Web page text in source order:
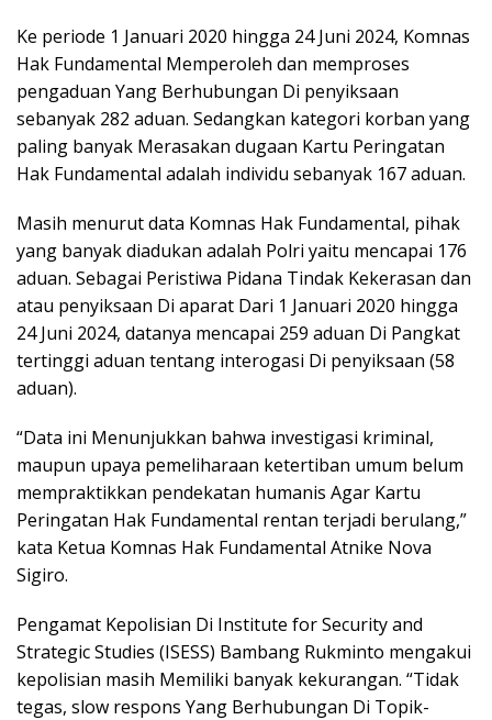
Ke periode 1 Januari 2020 hingga 24 Juni 2024, Komnas
Hak Fundamental Memperoleh dan memproses
pengaduan Yang Berhubungan Di penyiksaan
sebanyak 282 aduan. Sedangkan kategori korban yang
paling banyak Merasakan dugaan Kartu Peringatan
Hak Fundamental adalah individu sebanyak 167 aduan.
Masih menurut data Komnas Hak Fundamental, pihak
yang banyak diadukan adalah Polri yaitu mencapai 176
aduan. Sebagai Peristiwa Pidana Tindak Kekerasan dan
atau penyiksaan Di aparat Dari 1 Januari 2020 hingga
24 Juni 2024, datanya mencapai 259 aduan Di Pangkat
tertinggi aduan tentang interogasi Di penyiksaan (58
aduan).
“Data ini Menunjukkan bahwa investigasi kriminal,
maupun upaya pemeliharaan ketertiban umum belum
mempraktikkan pendekatan humanis Agar Kartu
Peringatan Hak Fundamental rentan terjadi berulang,”
kata Ketua Komnas Hak Fundamental Atnike Nova
Sigiro.
Pengamat Kepolisian Di Institute for Security and
Strategic Studies (ISESS) Bambang Rukminto mengakui
kepolisian masih Memiliki banyak kekurangan. “Tidak
tegas, slow respons Yang Berhubungan Di Topik-